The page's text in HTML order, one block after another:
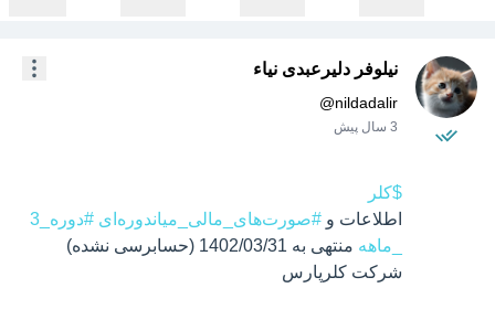
نیلوفر دلیرعبدی نیاء
@nildadalir
3 سال پیش
$کلر
اطلاعات و #صورت‌های_مالی_میاندوره‌ای
#دوره_3
_ماهه